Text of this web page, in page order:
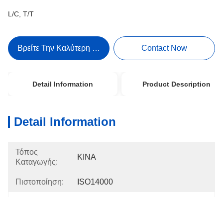
L/C, T/T
Βρείτε Την Καλύτερη Τιμή Contact Now
Detail Information Product Description
Detail Information
Τόπος
Καταγωγής:
ΚΙΝΑ
Πιστοποίηση: ISO14000